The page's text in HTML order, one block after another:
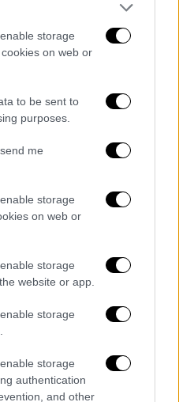
storage
on web or
to be sent to
purposes.
me
storage
on web or
storage
website or app.
storage
storage
authentication
and other
υπέστη ελαφρά
στο νοσοκομείο.
επίσης
παρασχέθηκε
sur l'explosion
ce matin.
!
με δική σας ευθύνη. Το
σχόλια θα